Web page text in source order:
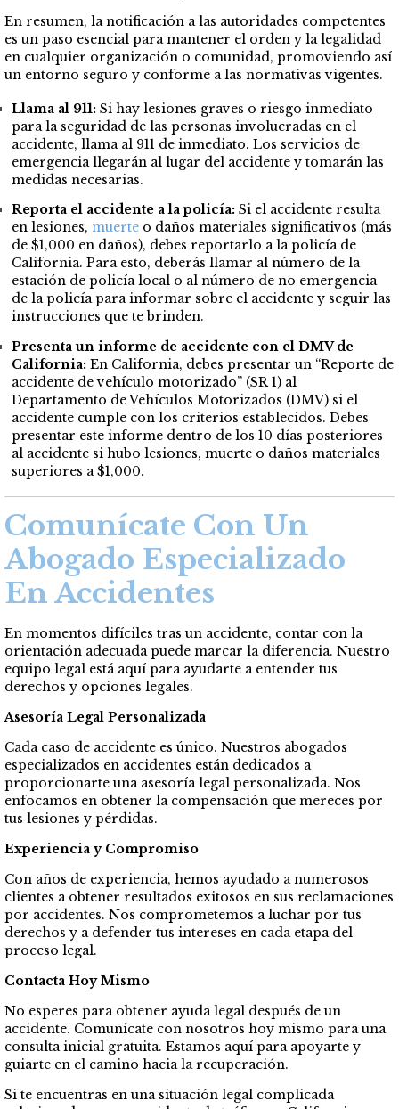
En resumen, la notificación a las autoridades competentes
es un paso esencial para mantener el orden y la legalidad
en cualquier organización o comunidad, promoviendo así
un entorno seguro y conforme a las normativas vigentes.
Llama al 911: Si hay lesiones graves o riesgo inmediato
para la seguridad de las personas involucradas en el
accidente, llama al 911 de inmediato. Los servicios de
emergencia llegarán al lugar del accidente y tomarán las
medidas necesarias.
Reporta el accidente a la policía: Si el accidente resulta
en lesiones, muerte o daños materiales significativos (más
de $1,000 en daños), debes reportarlo a la policía de
California. Para esto, deberás llamar al número de la
estación de policía local o al número de no emergencia
de la policía para informar sobre el accidente y seguir las
instrucciones que te brinden.
Presenta un informe de accidente con el DMV de
California: En California, debes presentar un “Reporte de
accidente de vehículo motorizado” (SR 1) al
Departamento de Vehículos Motorizados (DMV) si el
accidente cumple con los criterios establecidos. Debes
presentar este informe dentro de los 10 días posteriores
al accidente si hubo lesiones, muerte o daños materiales
superiores a $1,000.
Comunícate Con Un
Abogado Especializado
En Accidentes
En momentos difíciles tras un accidente, contar con la
orientación adecuada puede marcar la diferencia. Nuestro
equipo legal está aquí para ayudarte a entender tus
derechos y opciones legales.
Asesoría Legal Personalizada
Cada caso de accidente es único. Nuestros abogados
especializados en accidentes están dedicados a
proporcionarte una asesoría legal personalizada. Nos
enfocamos en obtener la compensación que mereces por
tus lesiones y pérdidas.
Experiencia y Compromiso
Con años de experiencia, hemos ayudado a numerosos
clientes a obtener resultados exitosos en sus reclamaciones
por accidentes. Nos comprometemos a luchar por tus
derechos y a defender tus intereses en cada etapa del
proceso legal.
Contacta Hoy Mismo
No esperes para obtener ayuda legal después de un
accidente. Comunícate con nosotros hoy mismo para una
consulta inicial gratuita. Estamos aquí para apoyarte y
guiarte en el camino hacia la recuperación.
Si te encuentras en una situación legal complicada